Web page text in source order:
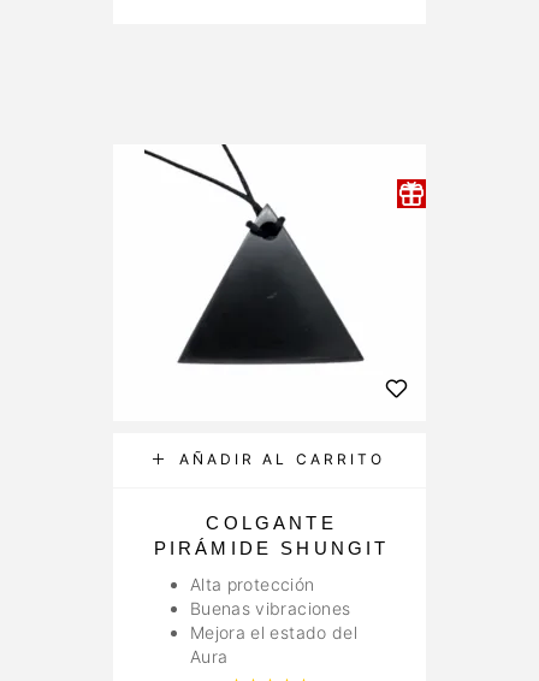
AÑADIR AL CARRITO
COLGANTE
PIRÁMIDE SHUNGIT
Alta protección
Buenas vibraciones
Mejora el estado del
Aura